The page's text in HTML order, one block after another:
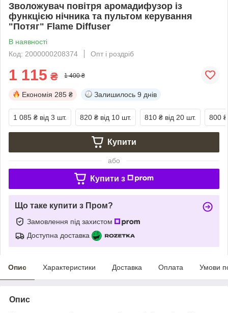
Зволожувач повітря аромадифузор із
функцією нічника та пультом керування
"Потяг" Flame Diffuser
В наявності
Код: 2000000208374
Опт і роздріб
1 115 ₴ 1 400 ₴
Економія 285 ₴ Залишилось 9 днів
1 085 ₴ від 3 шт. 820 ₴ від 10 шт. 810 ₴ від 20 шт. 800 ₴
Купити
або
Купити з
Що таке купити з Пром?
Замовлення під захистом
Доступна доставка
Опис Характеристики Доставка Оплата Умови
Опис